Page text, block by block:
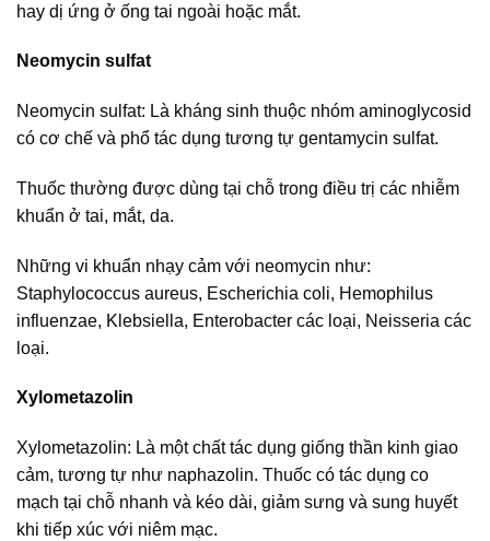
hay dị ứng ở ống tai ngoài hoặc mắt.
Neomycin sulfat
Neomycin sulfat: Là kháng sinh thuộc nhóm aminoglycosid
có cơ chế và phổ tác dụng tương tự gentamycin sulfat.
Thuốc thường được dùng tại chỗ trong điều trị các nhiễm
khuẩn ở tai, mắt, da.
Những vi khuẩn nhạy cảm với neomycin như:
Staphylococcus aureus, Escherichia coli, Hemophilus
influenzae, Klebsiella, Enterobacter các loại, Neisseria các
loại.
Xylometazolin
Xylometazolin: Là một chất tác dụng giống thần kinh giao
cảm, tương tự như naphazolin. Thuốc có tác dụng co
mạch tại chỗ nhanh và kéo dài, giảm sưng và sung huyết
khi tiếp xúc với niêm mạc.